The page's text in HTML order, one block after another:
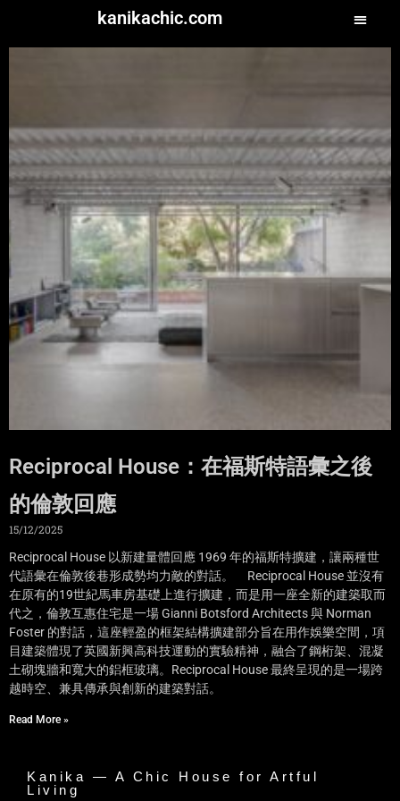
kanikachic.com
Reciprocal House：在福斯特語彙之後
的倫敦回應
15/12/2025
Reciprocal House 以新建量體回應 1969 年的福斯特擴建，讓兩種世
代語彙在倫敦後巷形成勢均力敵的對話。 Reciprocal House 並沒有
在原有的19世紀馬車房基礎上進行擴建，而是用一座全新的建築取而
代之，倫敦互惠住宅是一場 Gianni Botsford Architects 與 Norman
Foster 的對話，這座輕盈的框架結構擴建部分旨在用作娛樂空間，項
目建築體現了英國新興高科技運動的實驗精神，融合了鋼桁架、混凝
土砌塊牆和寬大的鋁框玻璃。Reciprocal House 最終呈現的是一場跨
越時空、兼具傳承與創新的建築對話。
Read More »
Kanika — A Chic House for Artful
Living